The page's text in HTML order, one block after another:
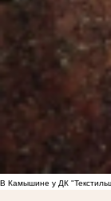
В Камышине у ДК